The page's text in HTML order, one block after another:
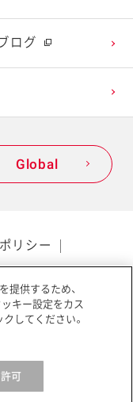
ログ
Global
リシー
クセシビリティ
reserved.
提供するため、
キー設定をカス
してください。
可